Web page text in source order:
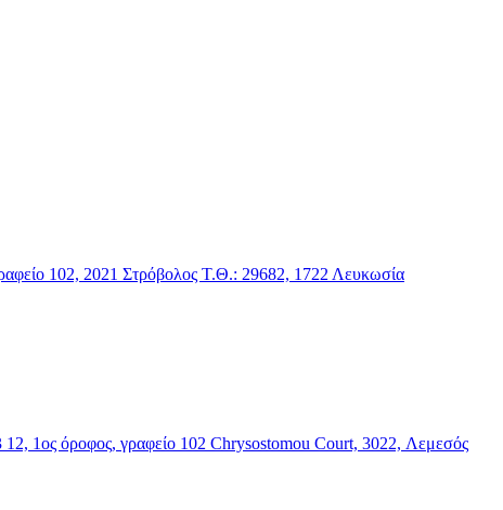
102, 2021 Στρόβολος Τ.Θ.: 29682, 1722 Λευκωσία
12, 1ος όροφος, γραφείο 102 Chrysostomou Court, 3022, Λεμεσός